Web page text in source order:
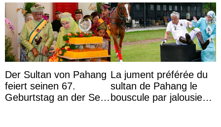
Der Sultan von Pahang
feiert seinen 67.
Geburtstag an der Seite
La jument préférée du
sultan de Pahang le
bouscule par jalousie